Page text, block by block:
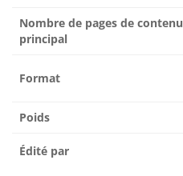
Nombre de pages de contenu
principal
Format
Poids
Édité par